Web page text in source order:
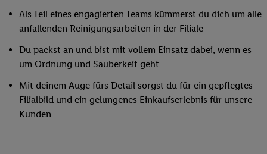
Als Teil eines engagierten Teams kümmerst du dich um alle
anfallenden Reinigungsarbeiten in der Filiale
Du packst an und bist mit vollem Einsatz dabei, wenn es
um Ordnung und Sauberkeit geht
Mit deinem Auge fürs Detail sorgst du für ein gepflegtes
Filialbild und ein gelungenes Einkaufserlebnis für unsere
Kunden